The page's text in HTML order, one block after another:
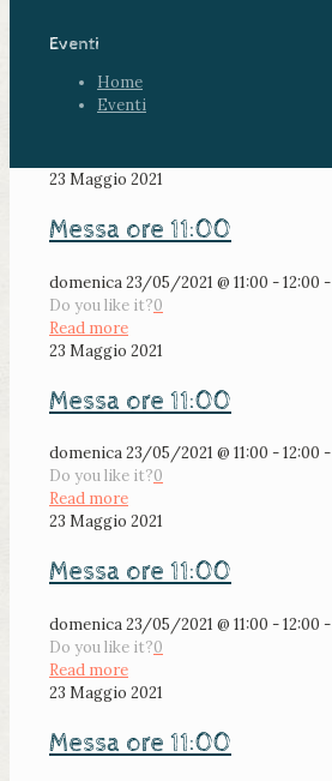
Eventi
Home
Eventi
23 Maggio 2021
Messa ore 11:00
domenica 23/05/2021 @ 11:00 - 12:00 -
Do you like it?0
Read more
23 Maggio 2021
Messa ore 11:00
domenica 23/05/2021 @ 11:00 - 12:00 -
Do you like it?0
Read more
23 Maggio 2021
Messa ore 11:00
domenica 23/05/2021 @ 11:00 - 12:00 -
Do you like it?0
Read more
23 Maggio 2021
Messa ore 11:00